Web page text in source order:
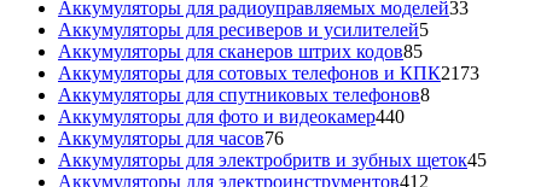
товара
Аккумуляторы для радиоуправляемых моделей3333
Аккумуляторы для ресиверов и усилителей55
Аккумуляторы для сканеров штрих кодов8585
товаров
Аккумуляторы для сотовых телефонов и КПК21732173
Аккумуляторы для спутниковых телефонов88
Аккумуляторы для фото и видеокамер440440
Аккумуляторы для часов7676
товаров
Аккумуляторы для электробритв и зубных щеток4545
Аккумуляторы для электроинструментов412